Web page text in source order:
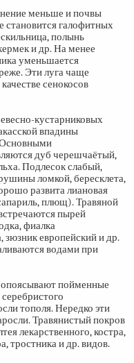
меньше и почвы
становится галофитных
полынь
и др. На менее
уменьшается
Эти луга чаще
сенокосов
кустарниковых
впадины
Основными
дуб черешчаётый,
Подлесок слабый,
ломкой, бересклета,
развита лиановая
плющ). Травяной
пырей
фиалка
зюзник европейский и др.
водами при
пойменные
тополя. Нередко эти
Травянистый покров
лекарственного, костра,
тростника и др. видов.